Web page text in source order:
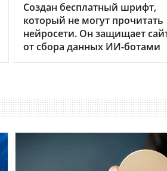
Создан бесплатный шрифт,
который не могут прочитать
нейросети. Он защищает
от сбора данных ИИ-ботами